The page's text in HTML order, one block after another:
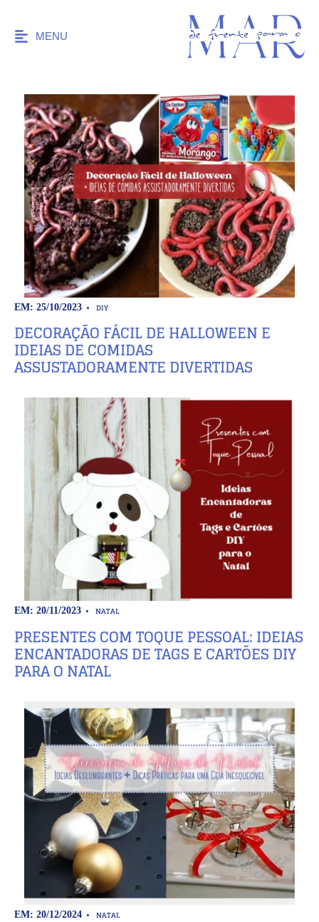
MENU
EM: 25/10/2023 DIY
DECORAÇÃO FÁCIL DE HALLOWEEN E
IDEIAS DE COMIDAS
ASSUSTADORAMENTE DIVERTIDAS
EM: 20/11/2023 NATAL
PRESENTES COM TOQUE PESSOAL: IDEIAS
ENCANTADORAS DE TAGS E CARTÕES DIY
PARA O NATAL
EM: 20/12/2024 NATAL